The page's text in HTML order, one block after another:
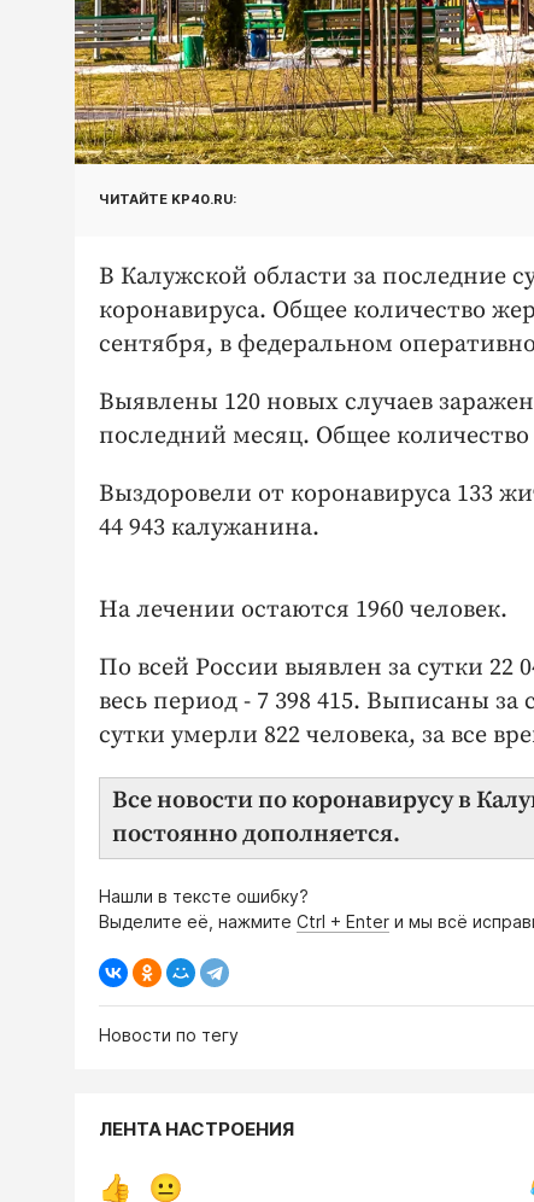
ЧИТАЙТЕ KP40.RU:
В Калужской области за последние
коронавируса. Общее количество
сентября, в федеральном
Выявлены 120 новых случаев
последний месяц. Общее
Выздоровели от коронавируса 133
44 943 калужанина.
На лечении остаются 1960 человек.
По всей России выявлен за сутки 22
весь период - 7 398 415. Выписаны за
сутки умерли 822 человека, за все
Все новости по коронавирусу в
постоянно дополняется.
Нашли в тексте ошибку?
Выделите её, нажмите Ctrl + Enter и мы всё
Новости по тегу
ЛЕНТА НАСТРОЕНИЯ